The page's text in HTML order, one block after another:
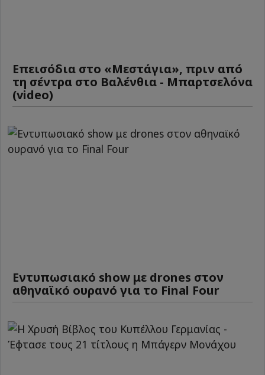
Επεισόδια στο «Μεστάγια», πριν από
τη σέντρα στο Βαλένθια - Μπαρτσελόνα
(video)
Εντυπωσιακό show με drones στον
αθηναϊκό ουρανό για το Final Four